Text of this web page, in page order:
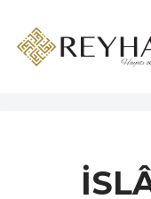
İçeriğe